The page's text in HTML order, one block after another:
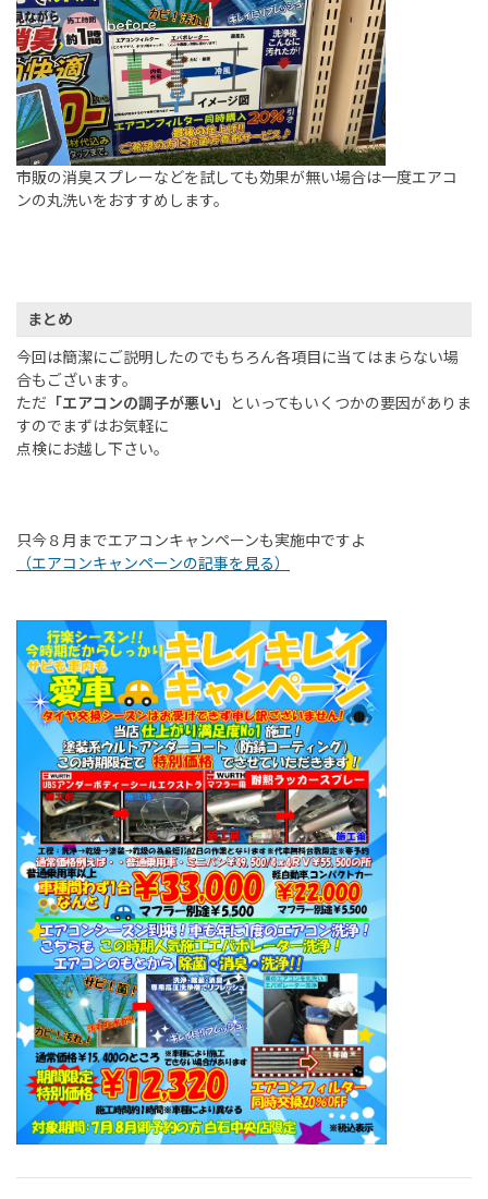
市販の消臭スプレーなどを試しても効果が無い場合は一度エアコ
ンの丸洗いをおすすめします。
まとめ
今回は簡潔にご説明したのでもちろん各項目に当てはまらない場
合もございます。
ただ 「エアコンの調子が悪い」 といってもいくつかの要因がありま
すのでまずはお気軽に
点検にお越し下さい。
只今８月までエアコンキャンペーンも実施中ですよ
（エアコンキャンペーンの記事を見る）